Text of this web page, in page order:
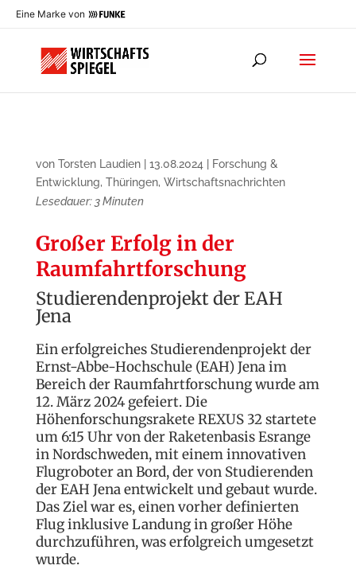
Eine Marke von
von Torsten Laudien| 13.08.2024
Forschung &
Entwicklung, Thüringen, Wirtschaftsnachrichten
Lesedauer: 3 Minuten
Großer Erfolg in der
Raumfahrt­forschung
Studierendenprojekt der EAH
Jena
Ein erfolgreiches Studierendenprojekt der
Ernst-Abbe-Hochschule (EAH) Jena im
Bereich der Raumfahrtforschung wurde am
12. März 2024 gefeiert. Die
Höhenforschungsrakete REXUS 32 startete
um 6:15 Uhr von der Raketenbasis Esrange
in Nordschweden, mit einem innovativen
Flugroboter an Bord, der von Studierenden
der EAH Jena entwickelt und gebaut wurde.
Das Ziel war es, einen vorher definierten
Flug inklusive Landung in großer Höhe
durchzuführen, was erfolgreich umgesetzt
wurde.